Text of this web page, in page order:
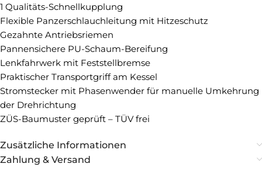
1 Qualitäts-Schnellkupplung
Flexible Panzerschlauchleitung mit Hitzeschutz
Gezahnte Antriebsriemen
Pannensichere PU-Schaum-Bereifung
Lenkfahrwerk mit Feststellbremse
Praktischer Transportgriff am Kessel
Stromstecker mit Phasenwender für manuelle Umkehrung
der Drehrichtung
ZÜS-Baumuster geprüft – TÜV frei
Zusätzliche Informationen
Zahlung & Versand